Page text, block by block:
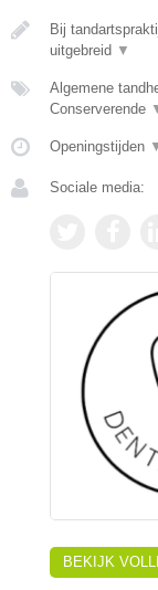
Bij
uitgebreid ▼
Algemene
Conserverende
Openingstijden
Sociale media:
BEKIJK